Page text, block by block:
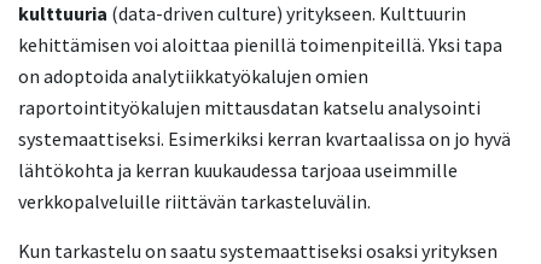
kulttuuria (data-driven culture) yritykseen. Kulttuurin
kehittämisen voi aloittaa pienillä toimenpiteillä. Yksi tapa
on adoptoida analytiikkatyökalujen omien
raportointityökalujen mittausdatan katselu analysointi
systemaattiseksi. Esimerkiksi kerran kvartaalissa on jo hyvä
lähtökohta ja kerran kuukaudessa tarjoaa useimmille
verkkopalveluille riittävän tarkasteluvälin.
Kun tarkastelu on saatu systemaattiseksi osaksi yrityksen